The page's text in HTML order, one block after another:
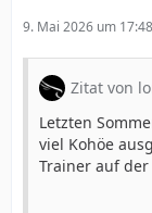
9. Mai 2026 um 17:48
Zitat von
Letzten
viel Kohöe
Trainer auf